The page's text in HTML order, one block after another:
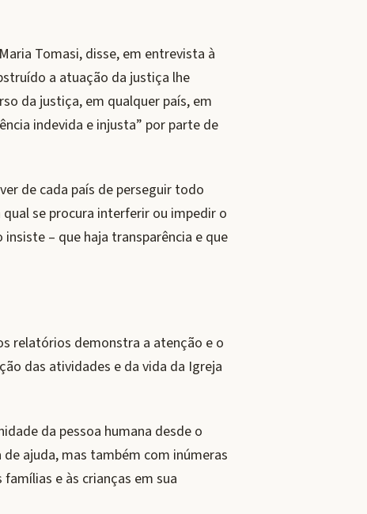
Tomasi, disse, em entrevista à
a atuação da justiça lhe
da justiça, em qualquer país, em
indevida e injusta” por parte de
de cada país de perseguir todo
se procura interferir ou impedir o
– que haja transparência e que
relatórios demonstra a atenção e o
das atividades e da vida da Igreja
da pessoa humana desde o
ajuda, mas também com inúmeras
e às crianças em sua